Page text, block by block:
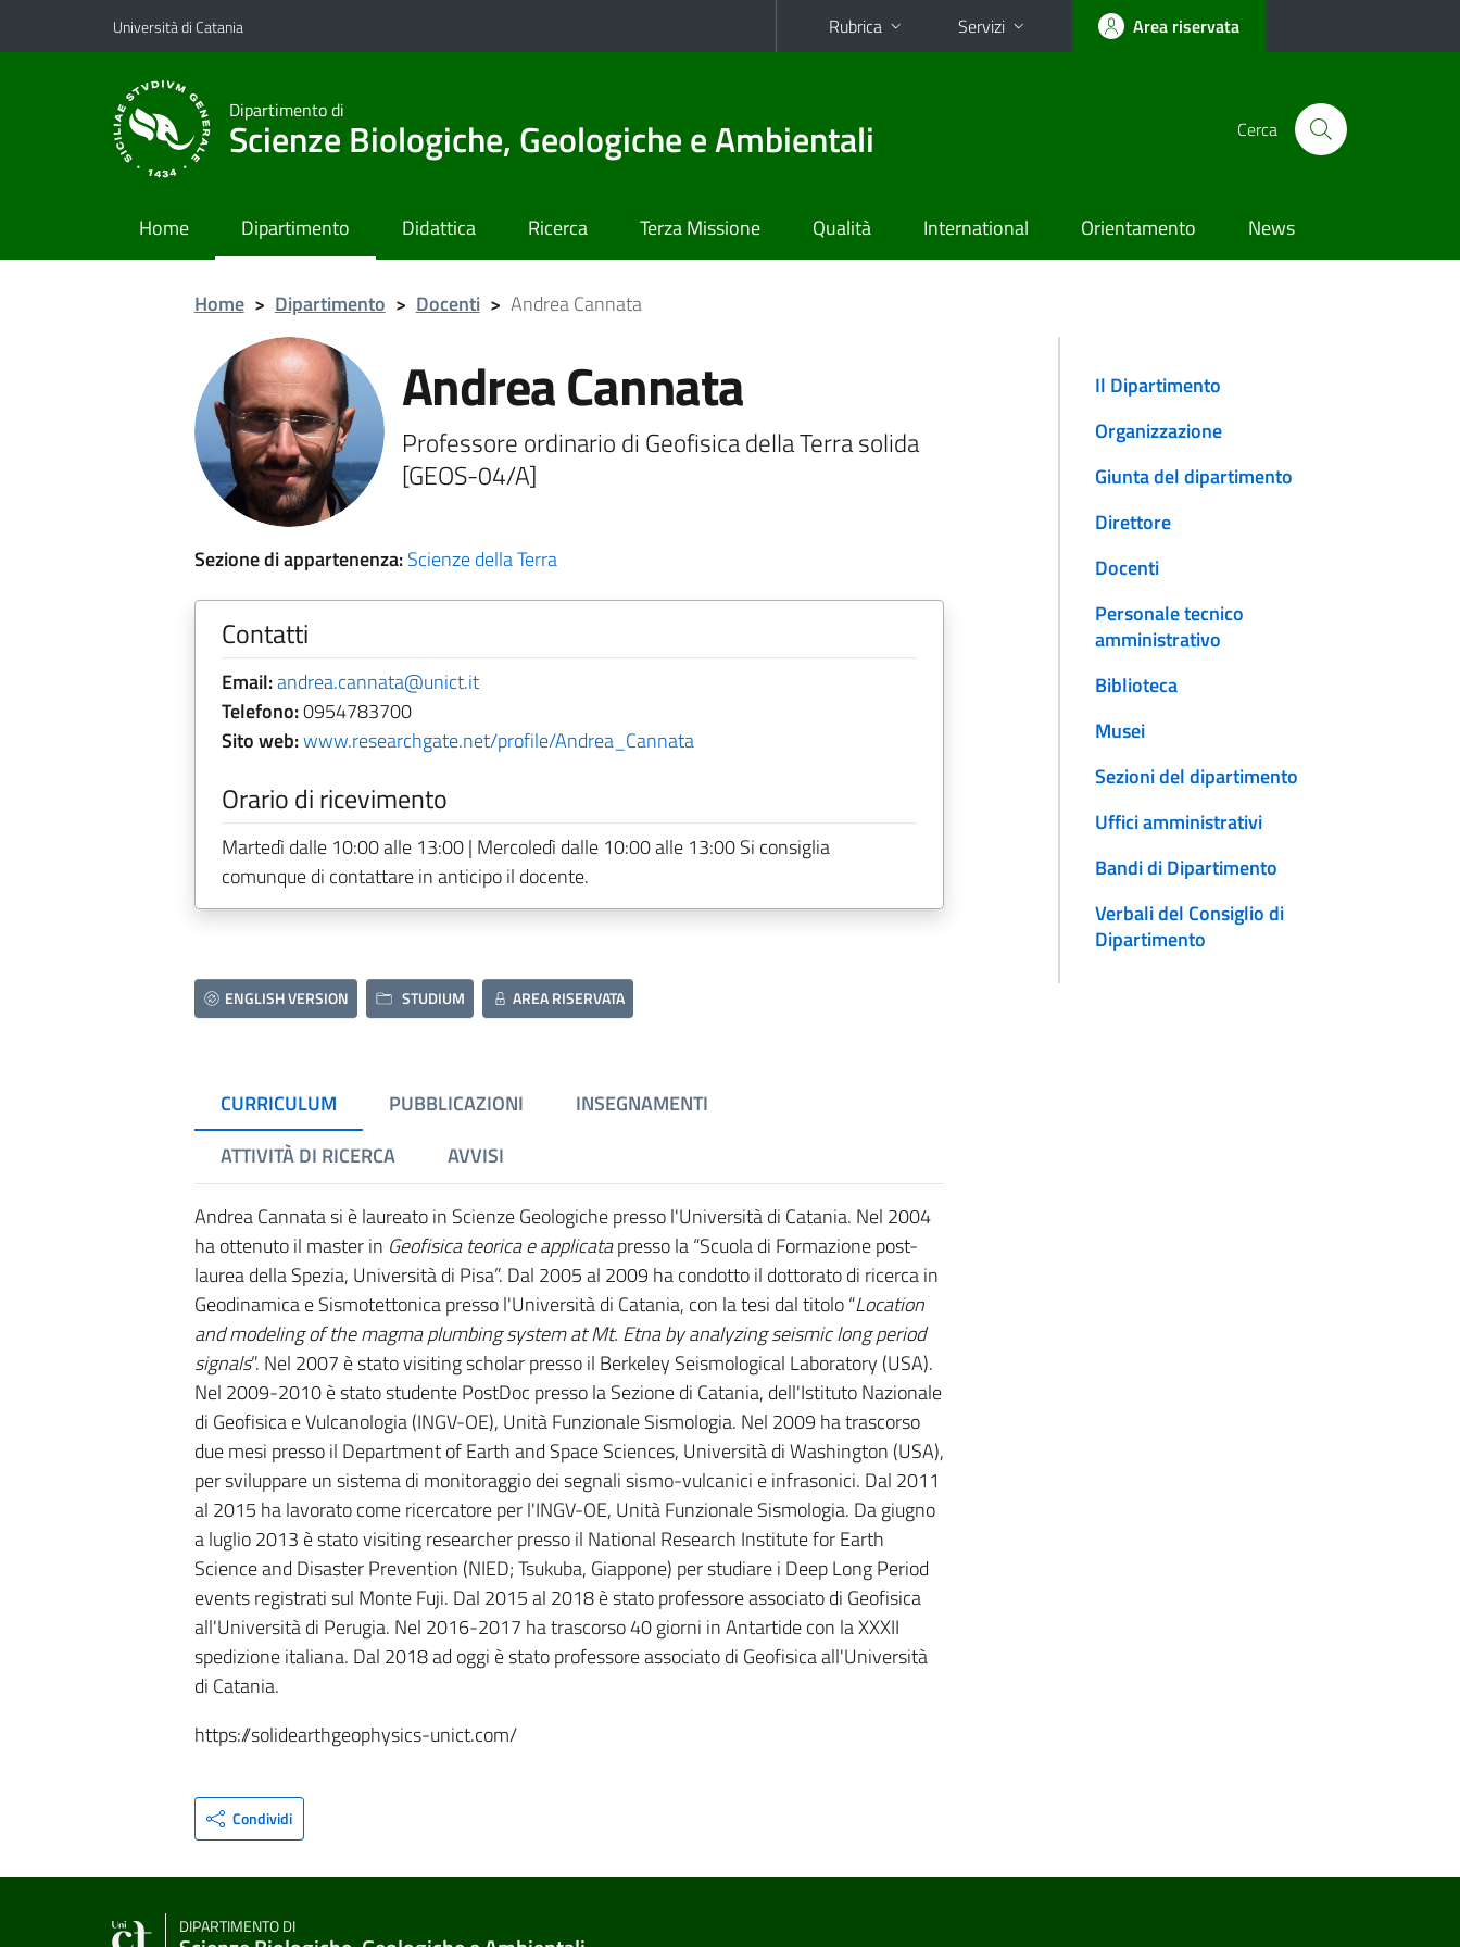
Vai al contenuto principale
Vai al menu di navigazione
Università di Catania Rubrica Servizi Area riservata
Dipartimento di
Scienze Biologiche, Geologiche e Ambientali Cerca
Home Dipartimento Didattica Ricerca Terza Missione Qualità International Orientamento News
Home > Dipartimento > Docenti > Andrea Cannata
Andrea Cannata
Professore ordinario di Geofisica della Terra solida
[GEOS-04/A]
Sezione di appartenenza:Scienze della Terra
Contatti
Email:andrea.cannata@unict.it
Telefono:0954783700
Sito web:www.researchgate.net/profile/Andrea_Cannata
Orario di ricevimento
Martedì dalle 10:00 alle 13:00 | Mercoledì dalle 10:00 alle 13:00 Si consiglia
comunque di contattare in anticipo il docente.
ENGLISH VERSION STUDIUM AREA RISERVATA
CURRICULUM PUBBLICAZIONI
INSEGNAMENTI
ATTIVITÀ DI RICERCA
AVVISI
Andrea Cannata si è laureato in Scienze Geologiche presso l'Università di Catania. Nel 2004
ha ottenuto il master in Geofisica teorica e applicatapresso la “Scuola di Formazione post-
laurea della Spezia, Università di Pisa”. Dal 2005 al 2009 ha condotto il dottorato di ricerca in
Geodinamica e Sismotettonica presso l'Università di Catania, con la tesi dal titolo “Location
and modeling of the magma plumbing system at Mt. Etna by analyzing seismic long period
signals”. Nel 2007 è stato visiting scholar presso il Berkeley Seismological Laboratory (USA).
Nel 2009-2010 è stato studente PostDoc presso la Sezione di Catania, dell'Istituto Nazionale
di Geofisica e Vulcanologia (INGV-OE), Unità Funzionale Sismologia. Nel 2009 ha trascorso
due mesi presso il Department of Earth and Space Sciences, Università di Washington (USA),
per sviluppare un sistema di monitoraggio dei segnali sismo-vulcanici e infrasonici. Dal 2011
al 2015 ha lavorato come ricercatore per l'INGV-OE, Unità Funzionale Sismologia. Da giugno
a luglio 2013 è stato visiting researcher presso il National Research Institute for Earth
Science and Disaster Prevention (NIED; Tsukuba, Giappone) per studiare i Deep Long Period
events registrati sul Monte Fuji. Dal 2015 al 2018 è stato professore associato di Geofisica
all'Università di Perugia. Nel 2016-2017 ha trascorso 40 giorni in Antartide con la XXXII
spedizione italiana. Dal 2018 ad oggi è stato professore associato di Geofisica all'Università
di Catania.
https://solidearthgeophysics-unict.com/
Condividi
Il Dipartimento
Organizzazione
Giunta del dipartimento
Direttore
Docenti
Personale tecnico
amministrativo
Biblioteca
Musei
Sezioni del dipartimento
Uffici amministrativi
Bandi di Dipartimento
Verbali del Consiglio di
Dipartimento
DIPARTIMENTO DI